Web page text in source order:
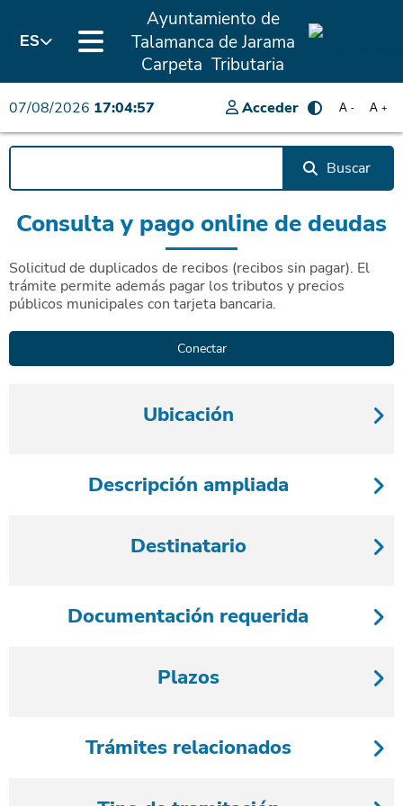
ES
Ayuntamiento de
Talamanca de Jarama
Carpeta Tributaria
07/08/2026 17:04:57 Acceder A +
A -
Buscar
Consulta y pago online de deudas
Solicitud de duplicados de recibos (recibos sin pagar). El
trámite permite además pagar los tributos y precios
públicos municipales con tarjeta bancaria.
Ubicación
Descripción ampliada
Destinatario
Documentación requerida
Plazos
Trámites relacionados